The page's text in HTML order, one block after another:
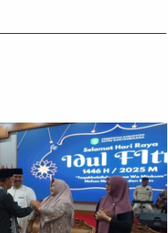
di
Layanan
Kesehatan
Masyarakat